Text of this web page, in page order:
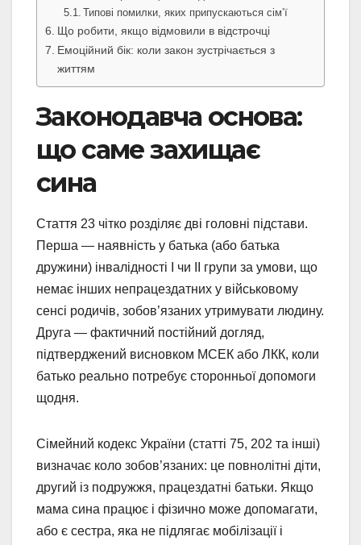
Типові помилки, яких припускаються сім’ї
Що робити, якщо відмовили в відстрочці
Емоційний бік: коли закон зустрічається з
життям
Законодавча основа:
що саме захищає
сина
Стаття 23 чітко розділяє дві головні підстави.
Перша — наявність у батька (або батька
дружини) інвалідності I чи II групи за умови, що
немає інших непрацездатних у військовому
сенсі родичів, зобов’язаних утримувати людину.
Друга — фактичний постійний догляд,
підтверджений висновком МСЕК або ЛКК, коли
батько реально потребує сторонньої допомоги
щодня.
Сімейний кодекс України (статті 75, 202 та інші)
визначає коло зобов’язаних: це повнолітні діти,
другий із подружжя, працездатні батьки. Якщо
мама сина працює і фізично може допомагати,
або є сестра, яка не підлягає мобілізації і